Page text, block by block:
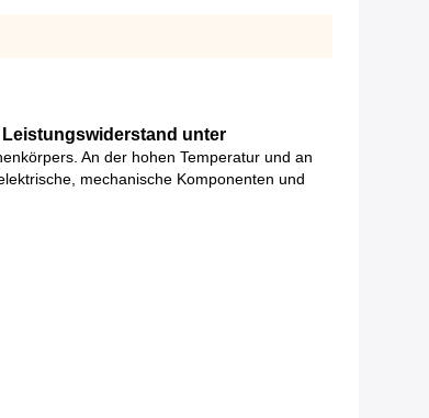
Leistungswiderstand unter
An der hohen Temperatur und an
mechanische Komponenten und